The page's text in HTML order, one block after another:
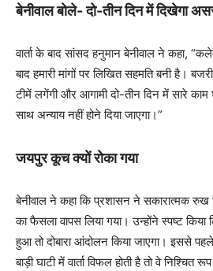
बेनीवाल बोले- दो-तीन दिन में दिखेगा
वार्ता के बाद सांसद हनुमान बेनीवाल ने कहा,
बाद हमारी मांगों पर लिखित सहमति बनी है।
टीमें लगेंगी और आगामी दो-तीन दिन में सारे
साथ अन्याय नहीं होने दिया जाएगा।”
जयपुर कूच क्यों रोका गया
बेनीवाल ने कहा कि प्रशासन ने सकारात्मक
का फैसला वापस लिया गया। उन्होंने स्पष्ट
हुआ तो दोबारा आंदोलन किया जाएगा। इससे
बाड़ी घाटी में वार्ता विफल होती है तो वे